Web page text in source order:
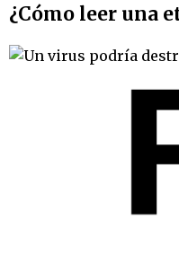
¿Cómo leer una